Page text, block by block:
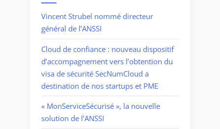
Vincent Strubel nommé directeur
général de l’ANSSI
Cloud de confiance : nouveau dispositif
d’accompagnement vers l’obtention du
visa de sécurité SecNumCloud a
destination de nos startups et PME
« MonServiceSécurisé », la nouvelle
solution de l’ANSSI